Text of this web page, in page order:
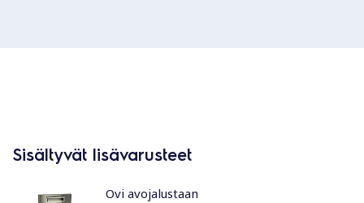
Sisältyvät lisävarusteet
Ovi avojalustaan